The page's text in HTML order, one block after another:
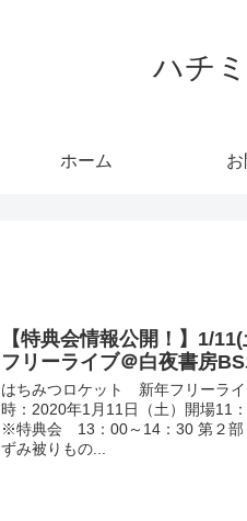
ハチ
ホーム
【特典会情報公開！】1/
フリーライブ＠白夜書房
はちみつロケット 新年フリー
時：2020年1月11日（土）開場11
※特典会 13：00～14：30 第２
ずみ被りもの...